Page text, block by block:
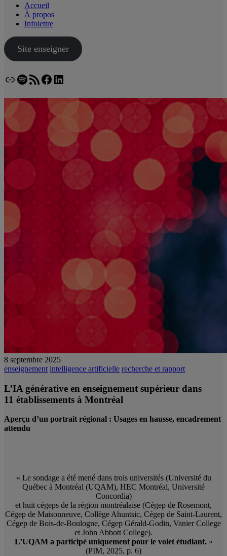
Accueil
À propos
Infolettre
Site enseigner
LienSpotify
Flux RSSFacebook
LinkedIn
8 septembre 2025
enseignement intelligence artificielle recherche et rapport
L’IA générative en enseignement supérieur dans
11 établissements à Montréal
Aperçu d’un portrait régional : Usages en hausse, encadrement
attendu
« Le sondage a été mené dans trois universités (Université du
Québec à Montréal (UQAM), HEC Montréal, Université
Concordia)
et huit cégeps de la région montréalaise (Cégep de Rosemont,
Cégep de Maisonneuve, Collège Ahuntsic, Cégep de Saint-Laurent,
Cégep de Bois-de-Boulogne, Cégep Gérald-Godin, Vanier College
et John Abbott College).
L’UQAM a participé uniquement pour le volet étudiant.»
(PIM, 2025, p. 6)